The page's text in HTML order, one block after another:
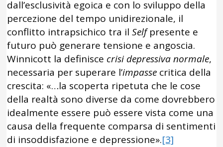
dall’esclusività egoica e con lo sviluppo della
percezione del tempo unidirezionale, il
conflitto intrapsichico tra ilSelfpresente e
futuro può generare tensione e angoscia.
Winnicott la definisce crisi depressiva normale,
necessaria per superare l’impasse critica della
crescita: «…la scoperta ripetuta che le cose
della realtà sono diverse da come dovrebbero
idealmente essere può essere vista come una
causa della frequente comparsa di sentimenti
di insoddisfazione e depressione».[3]